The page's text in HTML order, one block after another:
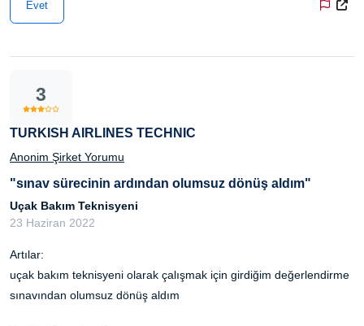
Evet
3
TURKISH AIRLINES TECHNIC
Anonim Şirket Yorumu
"sınav sürecinin ardından olumsuz dönüş aldım"
Uçak Bakım Teknisyeni
23 Haziran 2022
Artılar:
uçak bakım teknisyeni olarak çalışmak için girdiğim değerlendirme
sınavından olumsuz dönüş aldım